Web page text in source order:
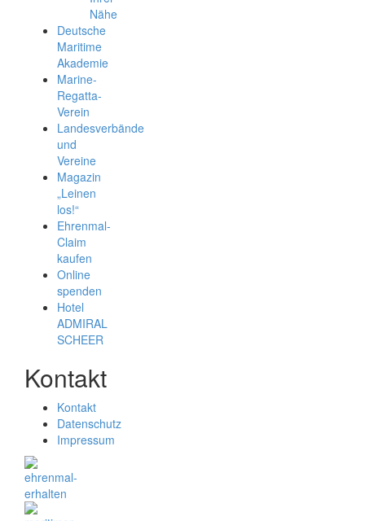
Nähe
Deutsche
Maritime
Akademie
Marine-
Regatta-
Verein
Landesverbände
und
Vereine
Magazin
„Leinen
los!“
Ehrenmal-
Claim
kaufen
Online
spenden
Hotel
ADMIRAL
SCHEER
Kontakt
Kontakt
Datenschutz
Impressum